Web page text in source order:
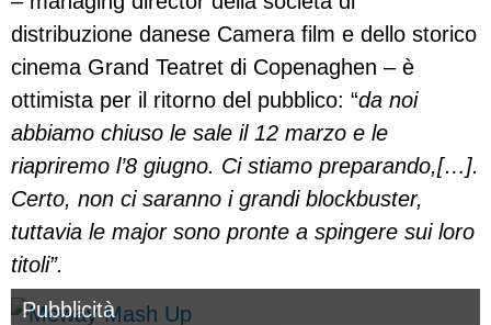
distribuzione danese Camera film e dello storico
cinema Grand Teatret di Copenaghen – è
ottimista per il ritorno del pubblico: “da noi
abbiamo chiuso le sale il 12 marzo e le
riapriremo l’8 giugno. Ci stiamo preparando,[…].
Certo, non ci saranno i grandi blockbuster,
tuttavia le major sono pronte a spingere sui loro
titoli”.
Pubblicità